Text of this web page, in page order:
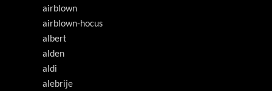
airblown
airblown-hocus
albert
alden
aldi
alebrije